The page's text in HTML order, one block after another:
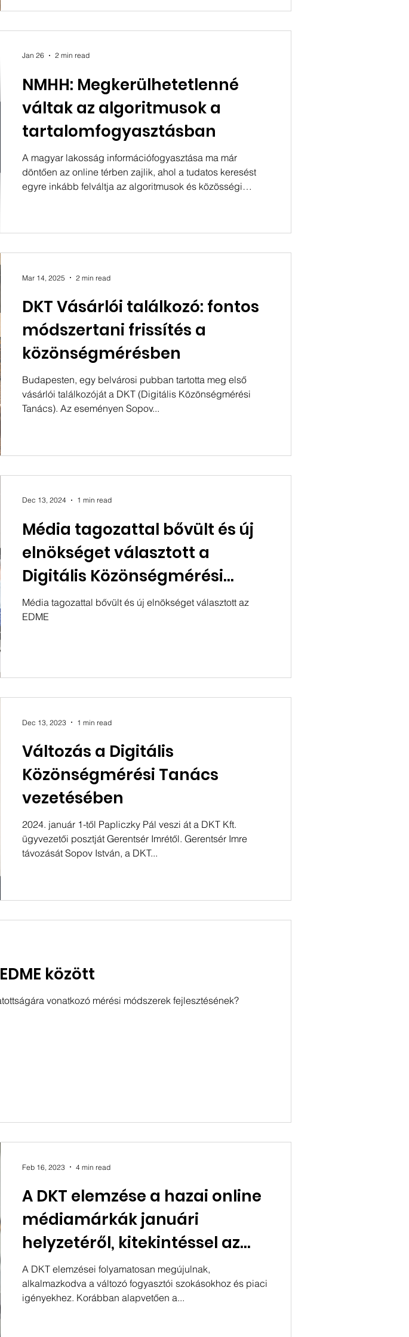
display piac helyzetéről, kihívásairól és fejlődési
NMHH: Megkerülhetetlenné
váltak az algoritmusok a
tartalomfogyasztásban
A magyar lakosság információfogyasztása ma már
döntően az online térben zajlik, ahol a tudatos keresést
egyre inkább felváltja az algoritmusok és közösségi
Jan 26 2 min read
DKT Vásárlói találkozó: fontos
módszertani frissítés a
közönségmérésben
Budapesten, egy belvárosi pubban tartotta meg első
vásárlói találkozóját a DKT (Digitális Közönségmérési
Tanács). Az eseményen Sopov...
Mar 14, 2025 2 min read
Média tagozattal bővült és új
elnökséget választott a
Digitális Közönségmérési
Tanácsot (DKT) felügyelő
Egységes Digitális Mérésért
Média tagozattal bővült és új elnökséget választott az
EDME
Dec 13, 2024 1 min read
Változás a Digitális
Közönségmérési Tanács
vezetésében
2024. január 1-től Papliczky Pál veszi át a DKT Kft.
ügyvezetői posztját Gerentsér Imrétől. Gerentsér Imre
távozását Sopov István, a DKT...
Dec 13, 2023 1 min read
között
vonatkozó mérési módszerek fejlesztésének?
A DKT elemzése a hazai online
médiamárkák januári
helyzetéről, kitekintéssel az
egészségügyi oldalak
A DKT elemzései folyamatosan megújulnak,
alkalmazkodva a változó fogyasztói szokásokhoz és piaci
igényekhez. Korábban alapvetően a...
Feb 16, 2023 4 min read